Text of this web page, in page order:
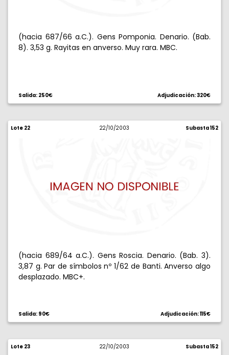
(hacia 687/66 a.C.). Gens Pomponia. Denario. (Bab.
8). 3,53 g. Rayitas en anverso. Muy rara. MBC.
Salida: 250€ Adjudicación: 320€
Lote 22 22/10/2003 Subasta 152
(hacia 689/64 a.C.). Gens Roscia. Denario. (Bab. 3).
3,87 g. Par de símbolos nº 1/62 de Banti. Anverso algo
desplazado. MBC+.
Salida: 90€ Adjudicación: 115€
Lote 23 22/10/2003 Subasta 152